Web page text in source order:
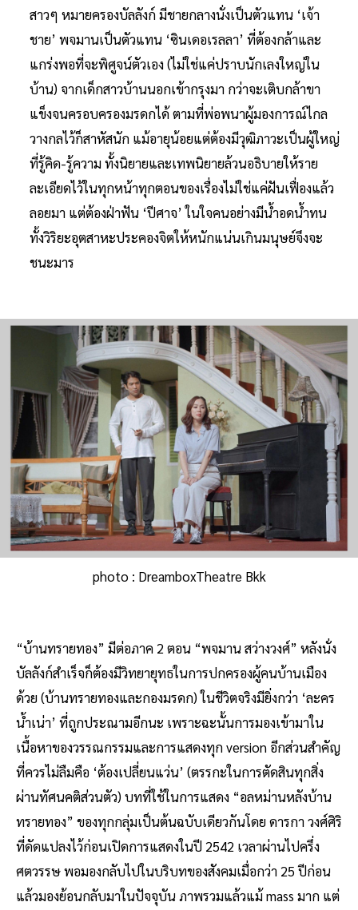
สาวๆ หมายครองบัลลังก์ มีชายกลางนั่งเป็นตัวแทน ‘เจ้า
ชาย’ พจมานเป็นตัวแทน ‘ซินเดอเรลลา’ ที่ต้องกล้าและ
แกร่งพอที่จะพิศูจน์ตัวเอง (ไม่ใช่แค่ปราบนักเลงใหญ่ใน
บ้าน) จากเด็กสาวบ้านนอกเข้ากรุงมา กว่าจะเติบกล้าขา
แข็งจนครอบครองมรดกได้ ตามที่พ่อพนาผู้มองการณ์ไกล
วางกลไว้ก็สาหัสนัก แม้อายุน้อยแต่ต้องมีวุฒิภาวะเป็นผู้ใหญ่
ที่รู้คิด-รู้ความ ทั้งนิยายและเทพนิยายล้วนอธิบายให้ราย
ละเอียดไว้ในทุกหน้าทุกตอนของเรื่องไม่ใช่แค่ฝันเฟื่องแล้ว
ลอยมา แต่ต้องฝ่าฟัน ‘ปีศาจ’ ในใจคนอย่างมีน้ำอดน้ำทน
ทั้งวิริยะอุตสาหะประคองจิตให้หนักแน่นเกินมนุษย์จึงจะ
ชนะมาร
photo : DreamboxTheatre Bkk
“บ้านทรายทอง” มีต่อภาค 2 ตอน “พจมาน สว่างวงศ์” หลังนั่ง
บัลลังก์สำเร็จก็ต้องมีวิทยายุทธในการปกครองผู้คนบ้านเมือง
ด้วย (บ้านทรายทองและกองมรดก) ในชีวิตจริงมียิ่งกว่า ‘ละคร
น้ำเน่า’ ที่ถูกประณามอีกนะ เพราะฉะนั้นการมองเข้ามาใน
เนื้อหาของวรรณกรรมและการแสดงทุก version อีกส่วนสำคัญ
ที่ควรไม่ลืมคือ ‘ต้องเปลี่ยนแว่น’ (ตรรกะในการตัดสินทุกสิ่ง
ผ่านทัศนคติส่วนตัว) บทที่ใช้ในการแสดง “อลหม่านหลังบ้าน
ทรายทอง” ของทุกกลุ่มเป็นต้นฉบับเดียวกันโดย ดารกา วงศ์ศิริ
ที่ดัดแปลงไว้ก่อนเปิดการแสดงในปี 2542 เวลาผ่านไปครึ่ง
ศตวรรษ พอมองกลับไปในบริบทของสังคมเมื่อกว่า 25 ปีก่อน
แล้วมองย้อนกลับมาในปัจจุบัน ภาพรวมแล้วแม้ mass มาก แต่